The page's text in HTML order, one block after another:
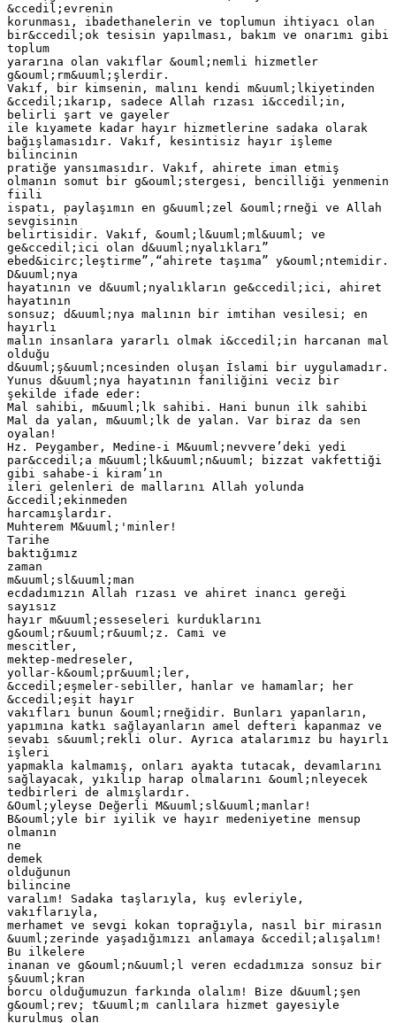
&ccedil;evrenin
korunması, ibadethanelerin ve toplumun ihtiyacı olan
bir&ccedil;ok tesisin yapılması, bakım ve onarımı gibi
toplum
yararına olan vakıflar &ouml;nemli hizmetler
g&ouml;rm&uuml;şlerdir.
Vakıf, bir kimsenin, malını kendi m&uuml;lkiyetinden
&ccedil;ıkarıp, sadece Allah rızası i&ccedil;in,
belirli şart ve gayeler
ile kıyamete kadar hayır hizmetlerine sadaka olarak
bağışlamasıdır. Vakıf, kesintisiz hayır işleme
bilincinin
pratiğe yansımasıdır. Vakıf, ahirete iman etmiş
olmanın somut bir g&ouml;stergesi, bencilliği yenmenin
fiili
ispatı, paylaşımın en g&uuml;zel &ouml;rneği ve Allah
sevgisinin
belirtisidir. Vakıf, &ouml;l&uuml;ml&uuml; ve
ge&ccedil;ici olan d&uuml;nyalıkları”
ebed&icirc;leştirme”,“ahirete taşıma” y&ouml;ntemidir.
D&uuml;nya
hayatının ve d&uuml;nyalıkların ge&ccedil;ici, ahiret
hayatının
sonsuz; d&uuml;nya malının bir imtihan vesilesi; en
hayırlı
malın insanlara yararlı olmak i&ccedil;in harcanan mal
olduğu
d&uuml;ş&uuml;ncesinden oluşan İslami bir uygulamadır.
Yunus d&uuml;nya hayatının faniliğini veciz bir
şekilde ifade eder:
Mal sahibi, m&uuml;lk sahibi. Hani bunun ilk sahibi
Mal da yalan, m&uuml;lk de yalan. Var biraz da sen
oyalan!
Hz. Peygamber, Medine-i M&uuml;nevvere’deki yedi
par&ccedil;a m&uuml;lk&uuml;n&uuml; bizzat vakfettiği
gibi sahabe-i kiram’ın
ileri gelenleri de mallarını Allah yolunda
&ccedil;ekinmeden
harcamışlardır.
Muhterem M&uuml;'minler!
Tarihe
baktığımız
zaman
m&uuml;sl&uuml;man
ecdadımızın Allah rızası ve ahiret inancı gereği
sayısız
hayır m&uuml;esseseleri kurduklarını
g&ouml;r&uuml;r&uuml;z. Cami ve
mescitler,
mektep-medreseler,
yollar-k&ouml;pr&uuml;ler,
&ccedil;eşmeler-sebiller, hanlar ve hamamlar; her
&ccedil;eşit hayır
vakıfları bunun &ouml;rneğidir. Bunları yapanların,
yapımına katkı sağlayanların amel defteri kapanmaz ve
sevabı s&uuml;rekli olur. Ayrıca atalarımız bu hayırlı
işleri
yapmakla kalmamış, onları ayakta tutacak, devamlarını
sağlayacak, yıkılıp harap olmalarını &ouml;nleyecek
tedbirleri de almışlardır.
&Ouml;yleyse Değerli M&uuml;sl&uuml;manlar!
B&ouml;yle bir iyilik ve hayır medeniyetine mensup
olmanın
ne
demek
olduğunun
bilincine
varalım! Sadaka taşlarıyla, kuş evleriyle,
vakıflarıyla,
merhamet ve sevgi kokan toprağıyla, nasıl bir mirasın
&uuml;zerinde yaşadığımızı anlamaya &ccedil;alışalım!
Bu ilkelere
inanan ve g&ouml;n&uuml;l veren ecdadımıza sonsuz bir
ş&uuml;kran
borcu olduğumuzun farkında olalım! Bize d&uuml;şen
g&ouml;rev; t&uuml;m canlılara hizmet gayesiyle
kurulmuş olan